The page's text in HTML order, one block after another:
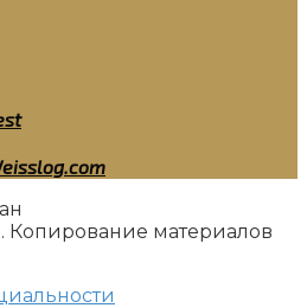
материалов